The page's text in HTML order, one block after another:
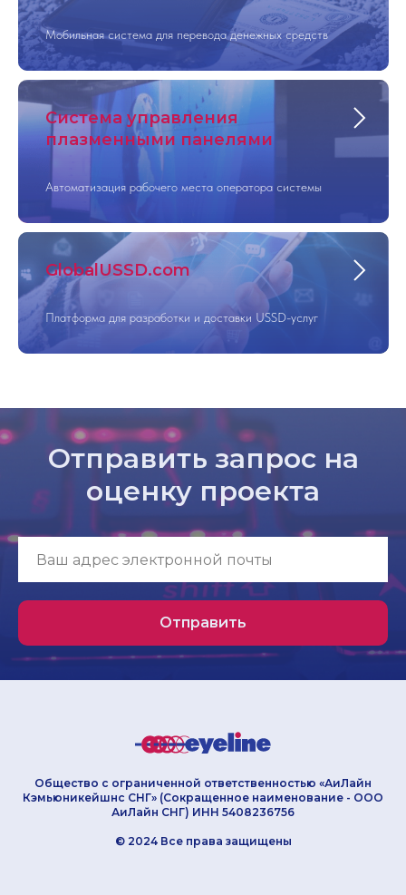
Мобильная система для перевода денежных средств
Система управления
плазменными панелями
Автоматизация рабочего места оператора системы
GlobalUSSD.com
Платформа для разработки и доставки USSD-услуг
Отправить запрос на
оценку проекта
Отправить
Общество с ограниченной ответственностью «АиЛайн
Кэмьюникейшнс СНГ» (Сокращенное наименование - ООО
АиЛайн СНГ) ИНН 5408236756
© 2024 Все права защищены